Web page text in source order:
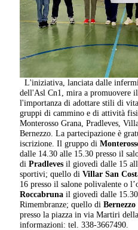
L'iniziativa, lanciata dalle
dell'Asl Cn1, mira a promuovere
l'importanza di adottare stili di
gruppi di cammino e di attività
Monterosso Grana, Pradleves,
Bernezzo. La partecipazione è
iscrizione. Il gruppo di
dalle 14.30 alle 15.30 presso il
diPradleves il giovedì dalle 15
sportivi; quello diVillar San
16 presso il salone polivalente o
Roccabruna il giovedì dalle
Rimembranze; quello diBernezzo
presso la piazza in via Martiri
informazioni: tel. 338-3667490.